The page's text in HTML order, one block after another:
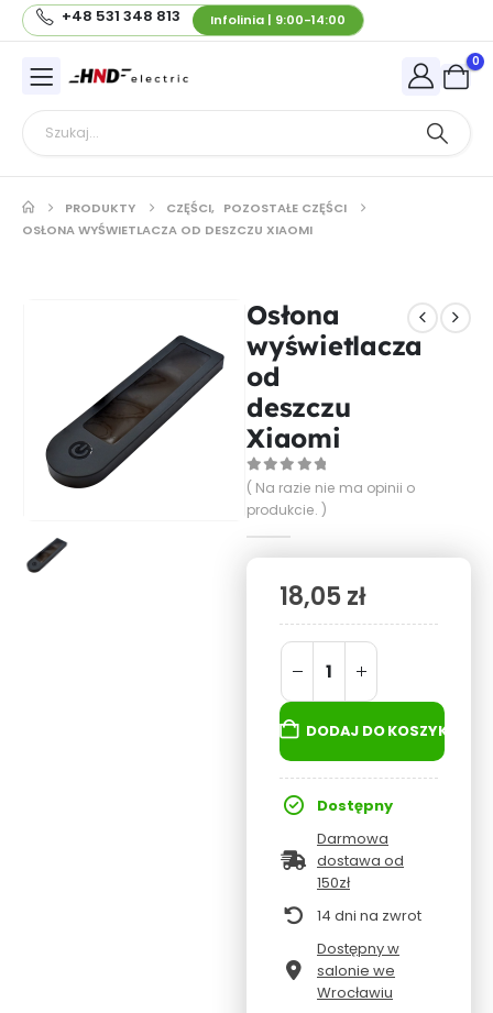
+48 531 348 813 Infolinia | 9:00-14:00
0
PRODUKTY CZĘŚCI, POZOSTAŁE CZĘŚCI
OSŁONA WYŚWIETLACZA OD DESZCZU XIAOMI
Osłona
wyświetlacza
od
deszczu
Xiaomi
0out of 5
( Na razie nie ma opinii o
produkcie. )
18,05zł
DODAJ DO KOSZYKA
Dostępny
Darmowa
dostawa od
150zł
14 dni na zwrot
Dostępny w
salonie we
Wrocławiu